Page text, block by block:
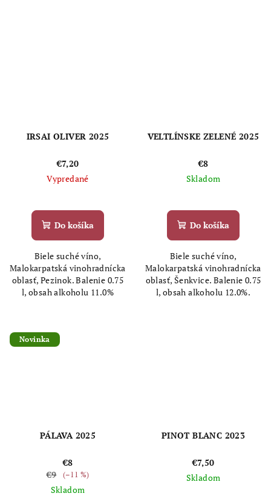
IRSAI OLIVER 2025
€7,20
Vypredané
hodnotenie
produktu
z
5
hviezdičiek.
Do košíka
Biele suché víno,
Malokarpatská vinohradnícka
oblasť, Pezinok. Balenie 0.75
l, obsah alkoholu 11.0%
VELTLÍNSKE ZELENÉ 2025
€8
Skladom
hodnotenie
produktu
z
5
hviezdičiek.
Do košíka
Biele suché víno,
Malokarpatská vinohradnícka
oblasť, Šenkvice. Balenie 0.75
l, obsah alkoholu 12.0%.
Novinka
PÁLAVA 2025
€8
€9
(–11 %)
Skladom
PINOT BLANC 2023
€7,50
Skladom